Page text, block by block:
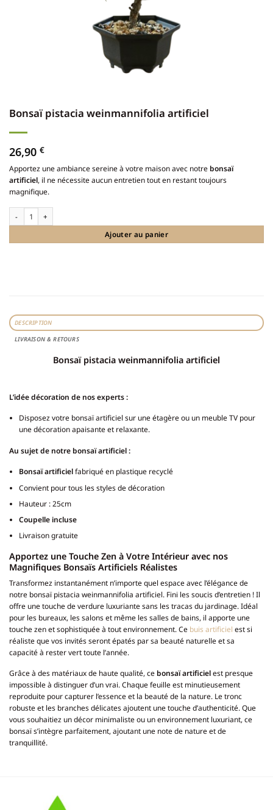
Bonsaï pistacia weinmannifolia artificiel
26,90 €
Ajouter au panier
Apportez une ambiance sereine à votre maison avec notre bonsaï
artificiel, il ne nécessite aucun entretien tout en restant toujours
magnifique.
DESCRIPTION
LIVRAISON & RETOURS
Bonsaï pistacia weinmannifolia artificiel
L’idée décoration de nos experts :
Disposez votre bonsaï artificiel sur une étagère ou un meuble TV pour
une décoration apaisante et relaxante.
Au sujet de notre bonsaï artificiel :
Bonsaï artificielfabriqué en plastique recyclé
Convient pour tous les styles de décoration
Hauteur : 25cm
Coupelle incluse
Livraison gratuite
Apportez une Touche Zen à Votre Intérieur avec nos
Magnifiques Bonsaïs Artificiels Réalistes
Transformez instantanément n’importe quel espace avec l’élégance de
notre bonsaï pistacia weinmannifolia artificiel. Fini les soucis d’entretien ! Il
offre une touche de verdure luxuriante sans les tracas du jardinage. Idéal
pour les bureaux, les salons et même les salles de bains, il apporte une
touche zen et sophistiquée à tout environnement. Ce buis artificiel est si
réaliste que vos invités seront épatés par sa beauté naturelle et sa
capacité à rester vert toute l’année.
Grâce à des matériaux de haute qualité, ce bonsaï artificielest presque
impossible à distinguer d’un vrai. Chaque feuille est minutieusement
reproduite pour capturer l’essence et la beauté de la nature. Le tronc
robuste et les branches délicates ajoutent une touche d’authenticité. Que
vous souhaitiez un décor minimaliste ou un environnement luxuriant, ce
bonsaï s’intègre parfaitement, ajoutant une note de nature et de
tranquillité.